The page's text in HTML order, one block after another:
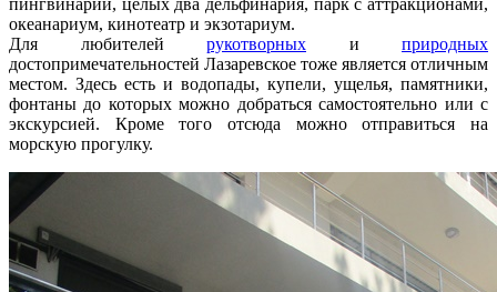
океанариум, кинотеатр и экзотариум.
Для любителей рукотворных и природных
достопримечательностей Лазаревское тоже является отличным
местом. Здесь есть и водопады, купели, ущелья, памятники,
фонтаны до которых можно добраться самостоятельно или с
экскурсией. Кроме того отсюда можно отправиться на
морскую прогулку.